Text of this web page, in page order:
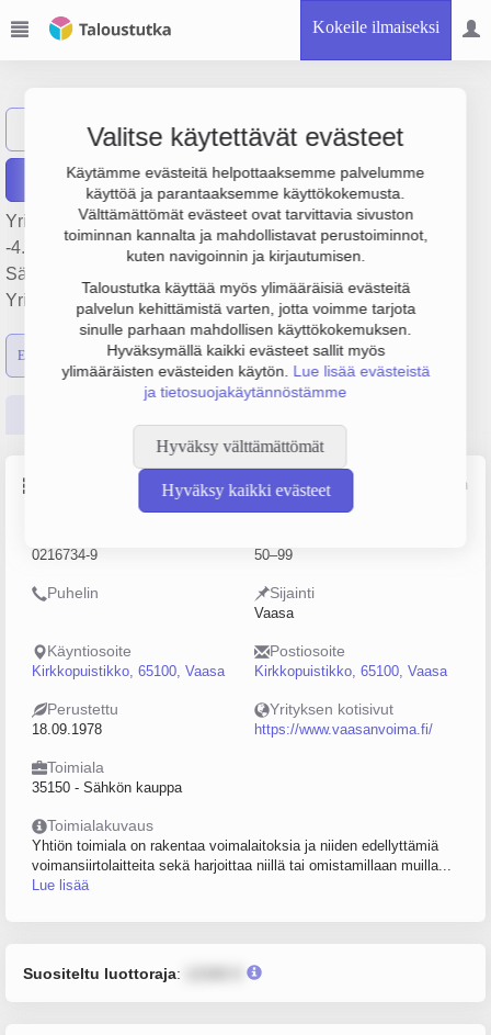
Kokeile ilmaiseksi
Valitse käytettävät evästeet
Käytämme evästeitä helpottaaksemme palvelumme
käyttöä ja parantaaksemme käyttökokemusta.
Välttämättömät evästeet ovat tarvittavia sivuston
toiminnan kannalta ja mahdollistavat perustoiminnot,
kuten navigoinnin ja kirjautumisen.
Taloustutka käyttää myös ylimääräisiä evästeitä
palvelun kehittämistä varten, jotta voimme tarjota
sinulle parhaan mahdollisen käyttökokemuksen.
Hyväksymällä kaikki evästeet sallit myös
ylimääräisten evästeiden käytön. Lue lisää evästeistä
ja tietosuojakäytännöstämme
Hyväksy välttämättömät
Hyväksy kaikki evästeet
Näytä haku EPV Energia Oy
Raportit
Yrityksen EPV Energia Oy liikevaihto on 174.3 milj. €, tulos
-4.6 milj. € ja henkilöstömäärä 88. Sen päätoimiala on
Sähkön kauppa, perustamisvuosi 1978 ja sijainti Vaasa.
Yrityksen yhtiömuoto Osakeyhtiö (OY).
Emon luvut Konsernin luvut
Lähde: YTJ, PRH, Traficom
0216734-9 50–99
Puhelin Sijainti
Vaasa
Käyntiosoite
Kirkkopuistikko, 65100, Vaasa
Postiosoite
Kirkkopuistikko, 65100, Vaasa
Perustettu
18.09.1978
Yrityksen kotisivut
https://www.vaasanvoima.fi/
Toimiala
35150 - Sähkön kauppa
Toimialakuvaus
Yhtiön toimiala on rakentaa voimalaitoksia ja niiden edellyttämiä
voimansiirtolaitteita sekä harjoittaa niillä tai omistamillaan muilla...
Lue lisää
Suositeltu luottoraja: